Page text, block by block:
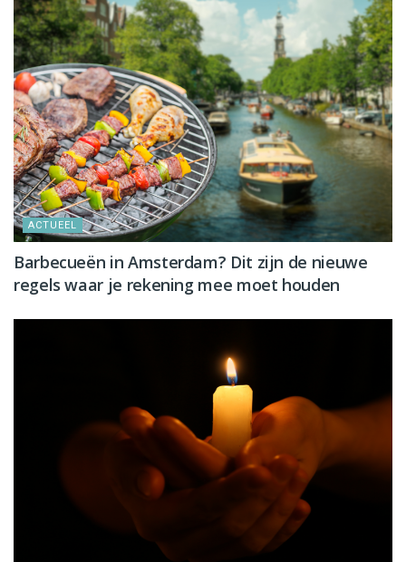
ACTUEEL
Barbecueën in Amsterdam? Dit zijn de nieuwe
regels waar je rekening mee moet houden